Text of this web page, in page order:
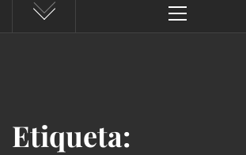
principal
Etiqueta: